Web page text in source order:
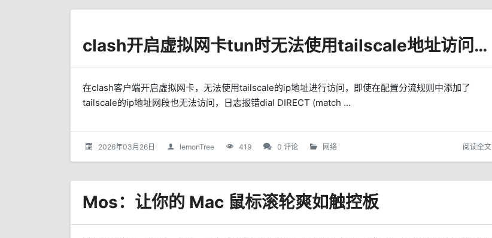
clash开启虚拟网卡tun时无法使用tailscale地址访问解决办法
在clash客户端开启虚拟网卡，无法使用tailscale的ip地址进行访问，即使在配置分流规则中添加了
tailscale的ip地址网段也无法访问，日志报错dial DIRECT (match ...
2026年03月26日 lemonTree 419 0 评论 网络 阅读全文
Mos：让你的 Mac 鼠标滚轮爽如触控板